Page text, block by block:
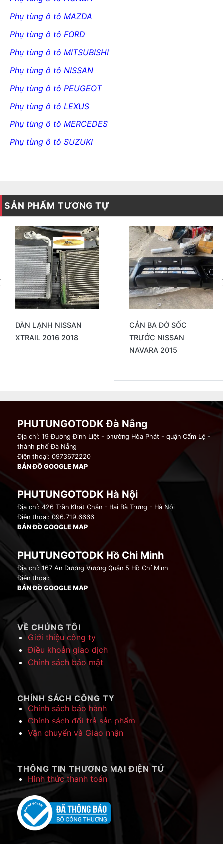
Phụ tùng ô tô MAZDA
Phụ tùng ô tô FORD
Phụ tùng ô tô MITSUBISHI
Phụ tùng ô tô NISSAN
Phụ tùng ô tô PEUGEOT
Phụ tùng ô tô LEXUS
Phụ tùng ô tô MERCEDES
Phụ tùng ô tô SUZUKI
SẢN PHẨM TƯƠNG TỰ
DÀN LẠNH NISSAN
XTRAIL 2016 2018
CẢN BA ĐỜ SỐC
TRƯỚC NISSAN
NAVARA 2015
PHUTUNGOTODK Đà Nẵng
Địa chỉ: 19 Đường Đinh Liệt - phường Hòa Phát - quận Cẩm Lệ -
thành phố Đà Nẵng
Điện thoại: 0973672220
BẢN ĐỒ GOOGLE MAP
PHUTUNGOTODK Hà Nội
Địa chỉ: 426 Trần Khát Chân - Hai Bà Trưng - Hà Nội
Điện thoại: 096.719.6666
BẢN ĐỒ GOOGLE MAP
PHUTUNGOTODK Hồ Chi Minh
Địa chỉ: 167 An Dương Vương Quận 5 Hồ Chí Minh
Điện thoại:
BẢN ĐỒ GOOGLE MAP
VỀ CHÚNG TÔI
Giới thiệu công ty
Điều khoản giao dịch
Chính sách bảo mật
CHÍNH SÁCH CÔNG TY
Chính sách bảo hành
Chính sách đổi trả sản phẩm
Vận chuyển và Giao nhận
THÔNG TIN THƯƠNG MẠI ĐIỆN TỬ
Hình thức thanh toán